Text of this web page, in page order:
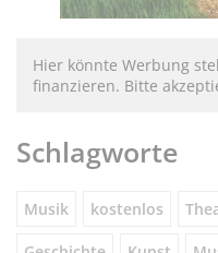
Hier könnte Werbung
finanzieren. Bitte
Schlagworte
Musik kostenlos